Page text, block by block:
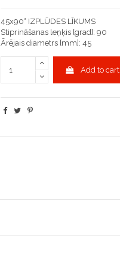
45x90° IZPLŪDES LĪKUMS
Stiprināšanas leņķis [grad]: 90
Ārējais diametrs [mm]: 45
Add to cart